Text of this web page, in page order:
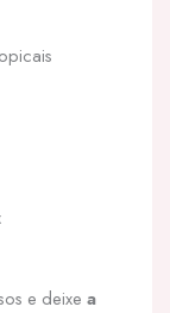
e deixe a